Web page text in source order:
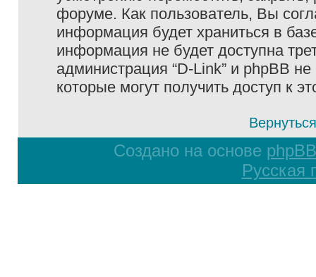
форуме. Как пользователь, Вы
информация будет храниться в
информация не будет доступна
администрация “D-Link” и phpBB
которые могут получить доступ к
Создано на основе phpBB
Русская